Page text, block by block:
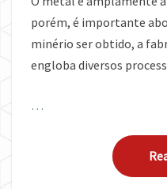
porém, é importante
minério ser obtido, a
engloba diversos
…